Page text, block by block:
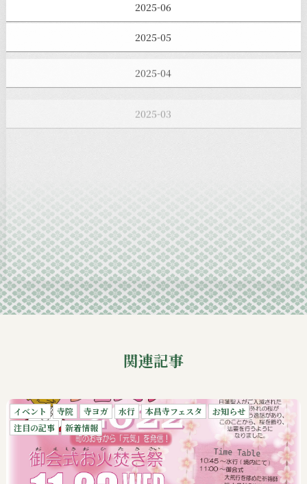
2025-06
2025-05
2025-02
2024-10
2024-09
関連記事
イベント 寺院 寺ヨガ 水行 本昌寺フェスタ
お知らせ
注目の記事
新着情報